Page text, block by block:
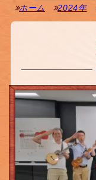
ホーム 2024年